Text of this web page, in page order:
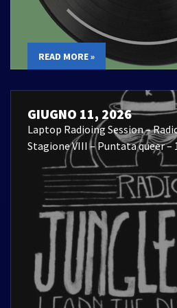
READ MORE »
GIUGNO 11, 2026
Laptop Radioing Session –
Stagione VIII – Puntata queer –